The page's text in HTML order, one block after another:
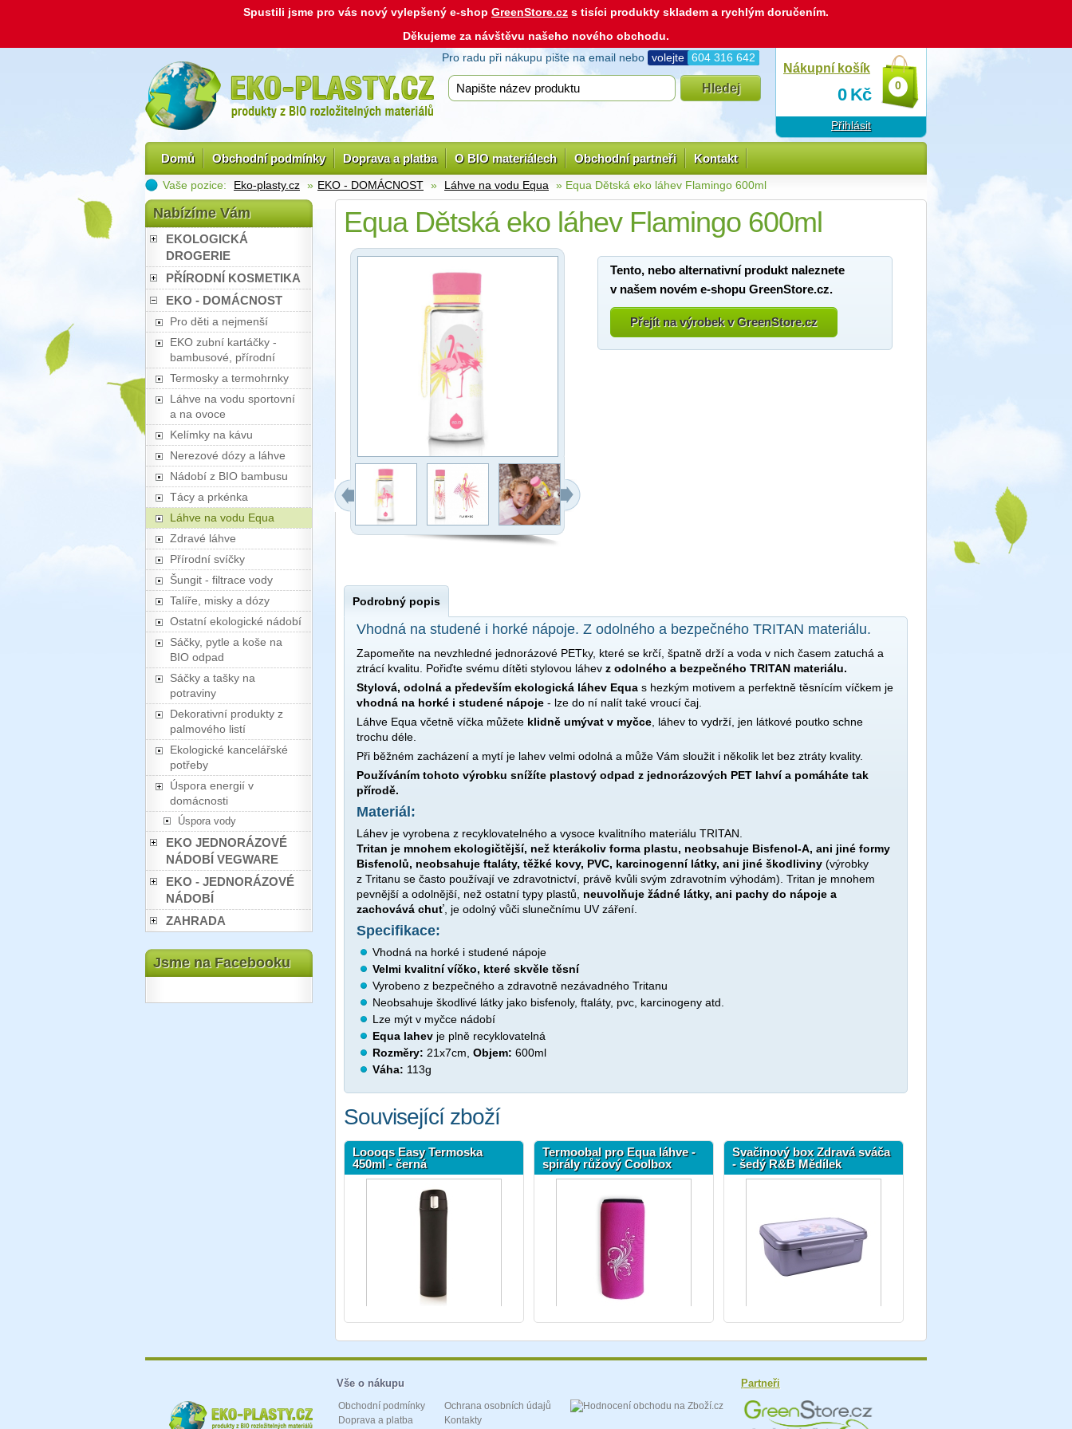
Spustili jsme pro vás nový vylepšený e-shop GreenStore.cz s tisíci produkty skladem a rychlým doručením.
Děkujeme za návštěvu našeho nového obchodu.
Pro radu při nákupu pište na email nebo volejte 604 316 642
Nákupní košík
0
0Kč
Přihlásit
Domů Obchodní podmínky Doprava a platba O BIO materiálech Obchodní partneři Kontakt
Vaše pozice: Eko-plasty.cz » EKO - DOMÁCNOST » Láhve na vodu Equa » Equa Dětská eko láhev Flamingo 600ml
Nabízíme Vám
EKOLOGICKÁ
DROGERIE
PŘÍRODNÍ KOSMETIKA
EKO - DOMÁCNOST
Pro děti a nejmenší
EKO zubní kartáčky -
bambusové, přírodní
Termosky a termohrnky
Láhve na vodu sportovní
a na ovoce
Kelímky na kávu
Nerezové dózy a láhve
Nádobí z BIO bambusu
Tácy a prkénka
Láhve na vodu Equa
Zdravé láhve
Přírodní svíčky
Šungit - filtrace vody
Talíře, misky a dózy
Ostatní ekologické nádobí
Sáčky, pytle a koše na
BIO odpad
Sáčky a tašky na
potraviny
Dekorativní produkty z
palmového listí
Ekologické kancelářské
potřeby
Úspora energií v
domácnosti
Úspora vody
EKO JEDNORÁZOVÉ
NÁDOBÍ VEGWARE
EKO - JEDNORÁZOVÉ
NÁDOBÍ
ZAHRADA
Jsme na Facebooku
Equa Dětská eko láhev Flamingo 600ml
Tento, nebo alternativní produkt naleznete
v našem novém e-shopu GreenStore.cz.
Přejít na výrobek v GreenStore.cz
Podrobný popis
Vhodná na studené i horké nápoje. Z odolného a bezpečného TRITAN materiálu.
Zapomeňte na nevzhledné jednorázové PETky, které se krčí, špatně drží a voda v nich časem zatuchá a
ztrácí kvalitu. Pořiďte svému dítěti stylovou láhev z odolného a bezpečného TRITAN materiálu.
Stylová, odolná a především ekologická láhev Equa s hezkým motivem a perfektně těsnícím víčkem je
vhodná na horké i studené nápoje - lze do ní nalít také vroucí čaj.
Láhve Equa včetně víčka můžete klidně umývat v myčce , láhev to vydrží, jen látkové poutko schne
trochu déle.
Při běžném zacházení a mytí je lahev velmi odolná a může Vám sloužit i několik let bez ztráty kvality.
Používáním tohoto výrobku snížíte plastový odpad z jednorázových PET lahví a pomáháte tak
přírodě.
Materiál:
Láhev je vyrobena z recyklovatelného a vysoce kvalitního materiálu TRITAN.
Tritan je mnohem ekologičtější, než kterákoliv forma plastu, neobsahuje Bisfenol-A, ani jiné formy
Bisfenolů, neobsahuje ftaláty, těžké kovy, PVC, karcinogenní látky, ani jiné škodliviny (výrobky
z Tritanu se často používají ve zdravotnictví, právě kvůli svým zdravotním výhodám). Tritan je mnohem
pevnější a odolnější, než ostatní typy plastů, neuvolňuje žádné látky, ani pachy do nápoje a
zachovává chuť , je odolný vůči slunečnímu UV záření.
Specifikace:
Vhodná na horké i studené nápoje
Velmi kvalitní víčko, které skvěle těsní
Vyrobeno z bezpečného a zdravotně nezávadného Tritanu
Neobsahuje škodlivé látky jako bisfenoly, ftaláty, pvc, karcinogeny atd.
Lze mýt v myčce nádobí
Equa lahev je plně recyklovatelná
Rozměry: 21x7cm, Objem: 600ml
Váha: 113g
Související zboží
Loooqs Easy Termoska
450ml - černá
Termoobal pro Equa láhve -
spirály růžový Coolbox
Svačinový box Zdravá sváča
- šedý R&B Mědílek
Vše o nákupu
Obchodní podmínky
Doprava a platba
Ochrana osobních údajů
Kontakty
Partneři